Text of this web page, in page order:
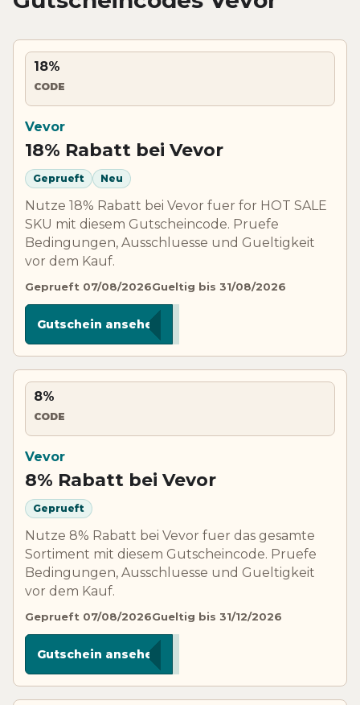
18%
CODE
Vevor
18% Rabatt bei Vevor
Geprueft Neu
Nutze 18% Rabatt bei Vevor fuer for HOT SALE
SKU mit diesem Gutscheincode. Pruefe
Bedingungen, Ausschluesse und Gueltigkeit
vor dem Kauf.
Geprueft 07/08/2026Gueltig bis 31/08/2026
Gutschein ansehen
8%
CODE
Vevor
8% Rabatt bei Vevor
Geprueft
Nutze 8% Rabatt bei Vevor fuer das gesamte
Sortiment mit diesem Gutscheincode. Pruefe
Bedingungen, Ausschluesse und Gueltigkeit
vor dem Kauf.
Geprueft 07/08/2026Gueltig bis 31/12/2026
Gutschein ansehen